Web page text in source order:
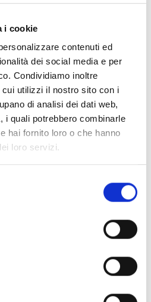
i cookie
contenuti ed
dei social media e per
Condividiamo inoltre
utilizzi il nostro sito con i
di analisi dei dati web,
i quali potrebbero combinarle
hai fornito loro o che hanno
loro servizi.
(€ 14,75 Tax excl.)
SS30 - 2 BRUTO - 288